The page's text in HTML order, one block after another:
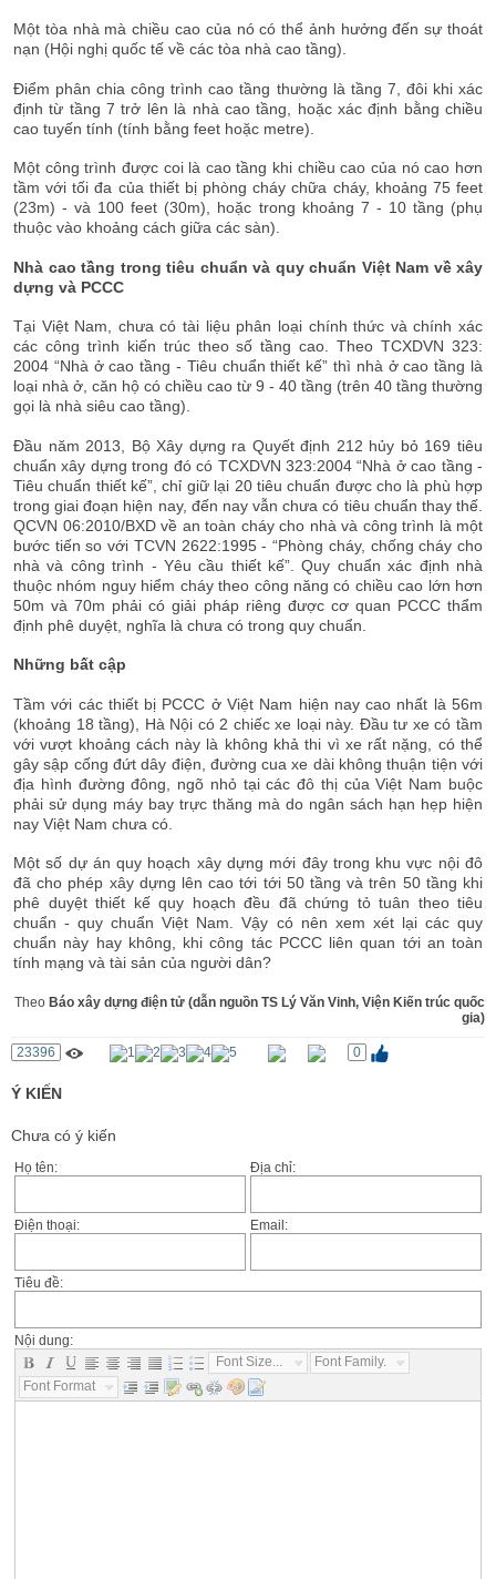
Một tòa nhà mà chiều cao của nó có thể ảnh hưởng đến sự thoát
nạn (Hội nghị quốc tế về các tòa nhà cao tầng).
Điểm phân chia công trình cao tầng thường là tầng 7, đôi khi xác
định từ tầng 7 trở lên là nhà cao tầng, hoặc xác định bằng chiều
cao tuyến tính (tính bằng feet hoặc metre).
Một công trình được coi là cao tầng khi chiều cao của nó cao hơn
tầm với tối đa của thiết bị phòng cháy chữa cháy, khoảng 75 feet
(23m) - và 100 feet (30m), hoặc trong khoảng 7 - 10 tầng (phụ
thuộc vào khoảng cách giữa các sàn).
Nhà cao tầng trong tiêu chuẩn và quy chuẩn Việt Nam về xây
dựng và PCCC
Tại Việt Nam, chưa có tài liệu phân loại chính thức và chính xác
các công trình kiến trúc theo số tầng cao. Theo TCXDVN 323:
2004 “Nhà ở cao tầng - Tiêu chuẩn thiết kế” thì nhà ở cao tầng là
loại nhà ở, căn hộ có chiều cao từ 9 - 40 tầng (trên 40 tầng thường
gọi là nhà siêu cao tầng).
Đầu năm 2013, Bộ Xây dựng ra Quyết định 212 hủy bỏ 169 tiêu
chuẩn xây dựng trong đó có TCXDVN 323:2004 “Nhà ở cao tầng -
Tiêu chuẩn thiết kế”, chỉ giữ lại 20 tiêu chuẩn được cho là phù hợp
trong giai đoạn hiện nay, đến nay vẫn chưa có tiêu chuẩn thay thế.
QCVN 06:2010/BXD về an toàn cháy cho nhà và công trình là một
bước tiến so với TCVN 2622:1995 - “Phòng cháy, chống cháy cho
nhà và công trình - Yêu cầu thiết kế”. Quy chuẩn xác định nhà
thuộc nhóm nguy hiểm cháy theo công năng có chiều cao lớn hơn
50m và 70m phải có giải pháp riêng được cơ quan PCCC thẩm
định phê duyệt, nghĩa là chưa có trong quy chuẩn.
Những bất cập
Tầm với các thiết bị PCCC ở Việt Nam hiện nay cao nhất là 56m
(khoảng 18 tầng), Hà Nội có 2 chiếc xe loại này. Đầu tư xe có tầm
với vượt khoảng cách này là không khả thi vì xe rất nặng, có thể
gây sập cống đứt dây điện, đường cua xe dài không thuận tiện với
địa hình đường đông, ngõ nhỏ tại các đô thị của Việt Nam buộc
phải sử dụng máy bay trực thăng mà do ngân sách hạn hẹp hiện
nay Việt Nam chưa có.
Một số dự án quy hoạch xây dựng mới đây trong khu vực nội đô
đã cho phép xây dựng lên cao tới tới 50 tầng và trên 50 tầng khi
phê duyệt thiết kế quy hoạch đều đã chứng tỏ tuân theo tiêu
chuẩn - quy chuẩn Việt Nam. Vậy có nên xem xét lại các quy
chuẩn này hay không, khi công tác PCCC liên quan tới an toàn
tính mạng và tài sản của người dân?
Theo Báo xây dựng điện tử (dẫn nguồn TS Lý Văn Vinh, Viện Kiến trúc quốc
gia)
23396 0
Ý KIẾN
Chưa có ý kiến
Họ tên: Địa chỉ:
Điện thoại: Email:
Tiêu đề:
Nội dung:
Font Size...
Font Family...
Font Format...